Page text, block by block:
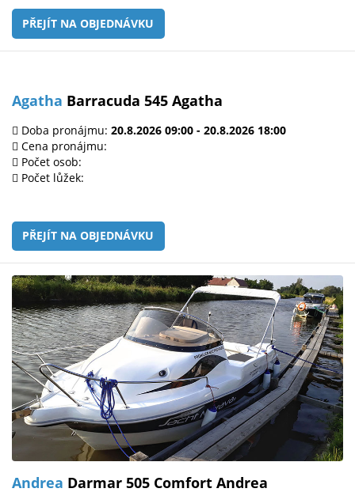
PŘEJÍT NA OBJEDNÁVKU
Agatha Barracuda 545 Agatha
Doba pronájmu: 20.8.2026 09:00 - 20.8.2026 18:00
Cena pronájmu:
Počet osob:
Počet lůžek:
PŘEJÍT NA OBJEDNÁVKU
Andrea Darmar 505 Comfort Andrea